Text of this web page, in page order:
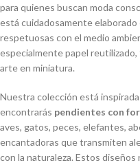
para quienes buscan moda
está cuidadosamente
respetuosas con el medio
especialmente papel
arte en miniatura.
Nuestra colección está
encontrarás pendientes con
aves, gatos, peces, elefantes,
encantadoras que transmiten
con la naturaleza. Estos